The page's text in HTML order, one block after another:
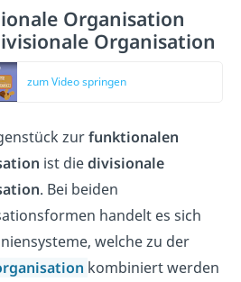
Organisation
Organisation
zum Video springen
zurfunktionalen
ist diedivisionale
. Bei beiden
handelt es sich
welche zu der
kombiniert werden